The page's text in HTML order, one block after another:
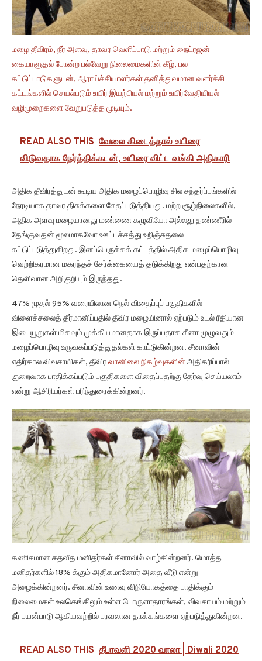
மழை தீவிரம், நீர் அளவு, தாவர வெளிப்பாடு மற்றும் நைட்ரஜன்
கையாளுதல் போன்ற பல்வேறு நிலைமைகளின் கீழ், பல
கட்டுப்பாடுகளுடன், ஆராய்ச்சியாளர்கள் தனித்துவமான வளர்ச்சி
கட்டங்களில் செயல்படும் உயிர் இயற்பியல் மற்றும் உயிர்வேதியியல்
வழிமுறைகளை வேறுபடுத்த முடியும்.
READ ALSO THIS வேலை கிடைத்தால் உயிரை
விடுவதாக நேர்த்திக்கடன், உயிரை விட்ட வங்கி அதிகாரி
அதிக தீவிரத்துடன் கூடிய அதிக மழைப்பொழிவு சில சந்தர்ப்பங்களில்
நேரடியாக தாவர திசுக்களை சேதப்படுத்தியது. மற்ற சூழ்நிலைகளில்,
அதிக அளவு மழையானது மண்ணை கழுவியோ அல்லது தண்ணீரில்
தேங்குவதன் மூலமாகவோ ஊட்டச்சத்து உறிஞ்சுதலை
கட்டுப்படுத்துகிறது. இனப்பெருக்கக் கட்டத்தில் அதிக மழைப்பொழிவு
வெற்றிகரமான மகரந்தச் சேர்க்கையைத் தடுக்கிறது என்பதற்கான
தெளிவான அறிகுறியும் இருந்தது.
47% முதல் 95% வரையிலான நெல் விதைப்புப் பகுதிகளில்
விளைச்சலைத் தீர்மானிப்பதில் தீவிர மழையினால் ஏற்படும் உடல் ரீதியான
இடையூறுகள் மிகவும் முக்கியமானதாக இருப்பதாக சீனா முழுவதும்
மழைப்பொழிவு உருவகப்படுத்துதல்கள் காட்டுகின்றன. சீனாவின்
எதிர்கால விவசாயிகள், தீவிரவானிலை நிகழ்வுகளின் அதிகரிப்பால்
குறைவாக பாதிக்கப்படும் பகுதிகளை விதைப்பதற்கு தேர்வு செய்யலாம்
என்று ஆசிரியர்கள் பரிந்துரைக்கின்றனர்.
கணிசமான சதவீத மனிதர்கள் சீனாவில் வாழ்கின்றனர். மொத்த
மனிதர்களில் 18% க்கும் அதிகமானோர் அதை வீடு என்று
அழைக்கின்றனர். சீனாவின் உணவு விநியோகத்தை பாதிக்கும்
நிலைமைகள் உலகெங்கிலும் உள்ள பொருளாதாரங்கள், விவசாயம் மற்றும்
நீர் பயன்பாடு ஆகியவற்றில் பரவலான தாக்கங்களை ஏற்படுத்துகின்றன.
READ ALSO THIS தீபாவளி 2020 வாலா | Diwali 2020